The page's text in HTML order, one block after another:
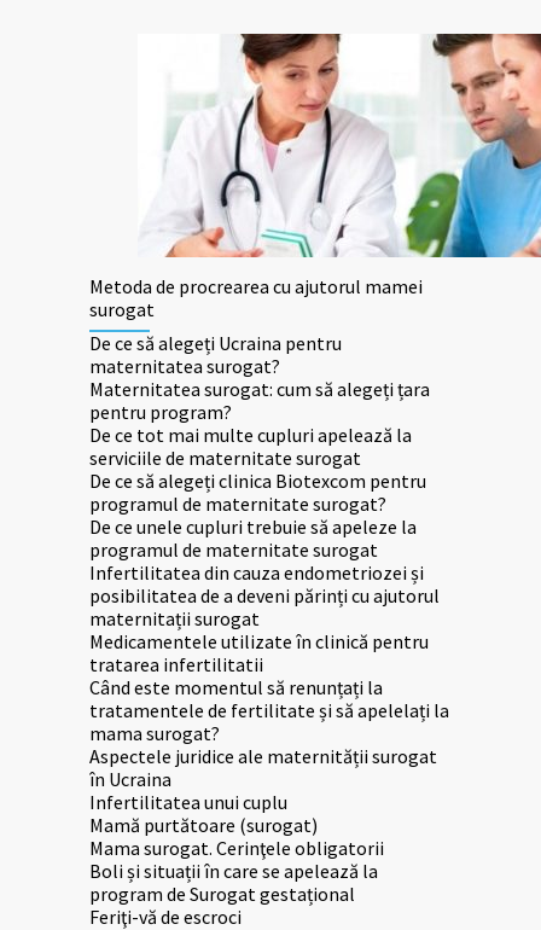
Metoda de procrearea cu ajutorul mamei
surogat
De ce să alegeți Ucraina pentru
maternitatea surogat?
Maternitatea surogat: cum să alegeți țara
pentru program?
De ce tot mai multe cupluri apelează la
serviciile de maternitate surogat
De ce să alegeți clinica Biotexcom pentru
programul de maternitate surogat?
De ce unele cupluri trebuie să apeleze la
programul de maternitate surogat
Infertilitatea din cauza endometriozei și
posibilitatea de a deveni părinți cu ajutorul
maternitații surogat
Medicamentele utilizate în clinică pentru
tratarea infertilitatii
Când este momentul să renunțați la
tratamentele de fertilitate și să apelelați la
mama surogat?
Aspectele juridice ale maternității surogat
în Ucraina
Infertilitatea unui cuplu
Mamă purtătoare (surogat)
Mama surogat. Cerinţele obligatorii
Boli și situații în care se apelează la
program de Surogat gestațional
Feriţi-vă de escroci